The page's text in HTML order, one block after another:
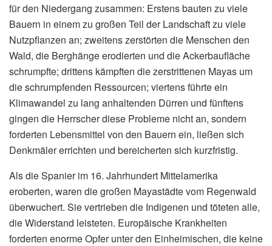
für den Niedergang zusammen: Erstens bauten zu viele
Bauern in einem zu großen Teil der Landschaft zu viele
Nutzpflanzen an; zweitens zerstörten die Menschen den
Wald, die Berghänge erodierten und die Ackerbaufläche
schrumpfte; drittens kämpften die zerstrittenen Mayas um
die schrumpfenden Ressourcen; viertens führte ein
Klimawandel zu lang anhaltenden Dürren und fünftens
gingen die Herrscher diese Probleme nicht an, sondern
forderten Lebensmittel von den Bauern ein, ließen sich
Denkmäler errichten und bereicherten sich kurzfristig.
Als die Spanier im 16. Jahrhundert Mittelamerika
eroberten, waren die großen Mayastädte vom Regenwald
überwuchert. Sie vertrieben die Indigenen und töteten alle,
die Widerstand leisteten. Europäische Krankheiten
forderten enorme Opfer unter den Einheimischen, die keine